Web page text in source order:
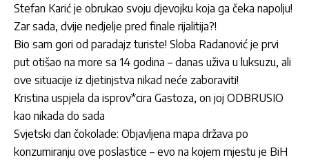
Stefan Karić je obrukao svoju djevojku koja ga čeka napolju!
Zar sada, dvije nedjelje pred finale rijalitija?!
Bio sam gori od paradajz turiste! Sloba Radanović je prvi
put otišao na more sa 14 godina – danas uživa u luksuzu, ali
ove situacije iz djetinjstva nikad neće zaboraviti!
Kristina uspjela da isprov*cira Gastoza, on joj ODBRUSIO
kao nikada do sada
Svjetski dan čokolade: Objavljena mapa država po
konzumiranju ove poslastice – evo na kojem mjestu je BiH